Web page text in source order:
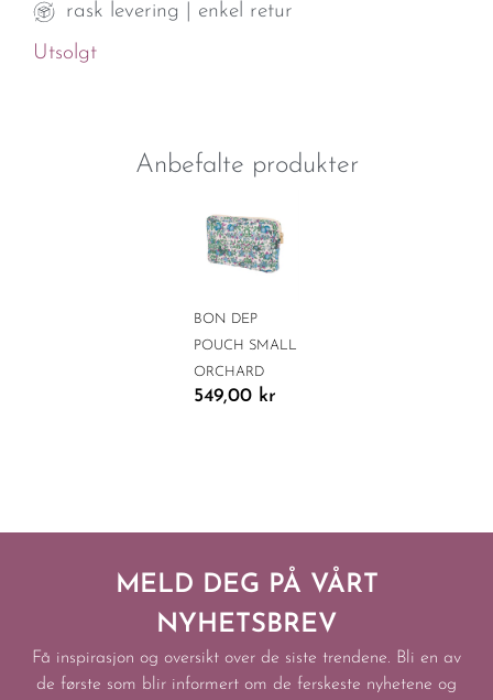
rask levering | enkel retur
Utsolgt
Anbefalte produkter
BON DEP
POUCH SMALL
ORCHARD
549,00 kr
MELD DEG PÅ VÅRT
NYHETSBREV
Få inspirasjon og oversikt over de siste trendene. Bli en av
de første som blir informert om de ferskeste nyhetene og